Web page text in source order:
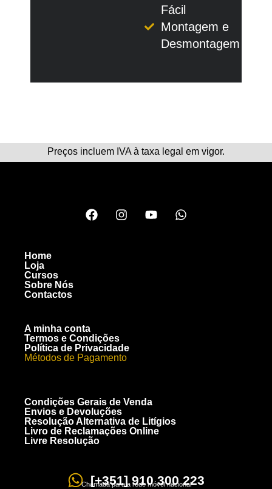
Fácil
Montagem e
Desmontagem
Preços incluem IVA à taxa legal em vigor.
Home
Loja
Cursos
Sobre Nós
Contactos
A minha conta
Termos e Condições
Política de Privacidade
Métodos de Pagamento
Condições Gerais de Venda
Envios e Devoluções
Resolução Alternativa de Litígios
Livro de Reclamações Online
Livre Resolução
[+351] 910 300 223
Chamada para a rede móvel nacional